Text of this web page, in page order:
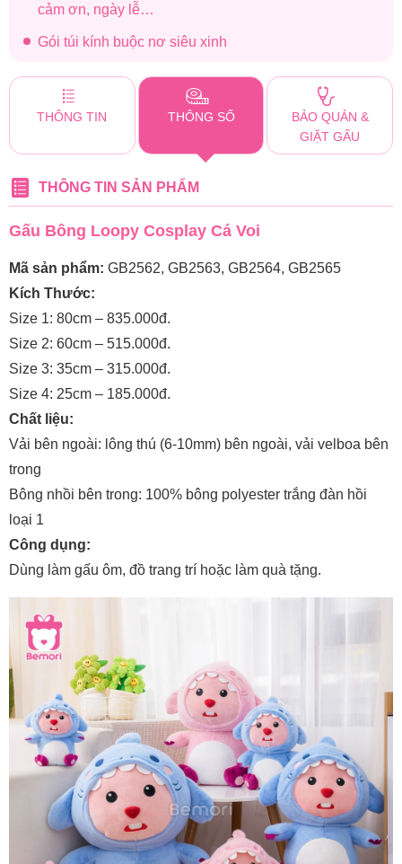
cảm ơn, ngày lễ…
Gói túi kính buộc nơ siêu xinh
THÔNG TIN THÔNG SỐ
BẢO QUẢN &
GIẶT GẤU
THÔNG TIN SẢN PHẨM
Gấu Bông Loopy Cosplay Cá Voi
Mã sản phẩm: GB2562, GB2563, GB2564, GB2565
Kích Thước:
Size 1: 80cm – 835.000đ.
Size 2: 60cm – 515.000đ.
Size 3: 35cm – 315.000đ.
Size 4: 25cm – 185.000đ.
Chất liệu:
Vải bên ngoài: lông thú (6-10mm) bên ngoài, vải velboa bên
trong
Bông nhồi bên trong: 100% bông polyester trắng đàn hồi
loại 1
Công dụng:
Dùng làm gấu ôm, đồ trang trí hoặc làm quà tặng.